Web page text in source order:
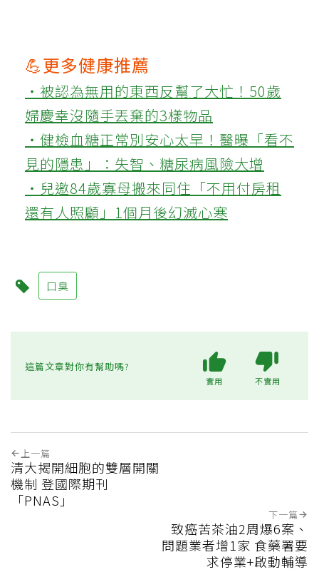
💪更多健康推薦
‧被認為無用的東西反幫了大忙！50歲
婦慶幸沒隨手丟棄的3樣物品
‧健檢血糖正常別安心太早！醫曝「看不
見的隱患」：失智、糖尿病風險大增
‧兒邀84歲寡母搬來同住「不用付房租
還有人照顧」1個月後幻滅心寒
口臭
這篇文章對你有幫助嗎?
實用 不實用
上一篇
清大揭開細胞的雙層開關
機制 登國際期刊
「PNAS」
下一篇
致癌苦茶油2周爆6案、
問題業者增1家 食藥署要
求停業+啟動輔導